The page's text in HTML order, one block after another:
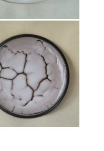
€ 21,50